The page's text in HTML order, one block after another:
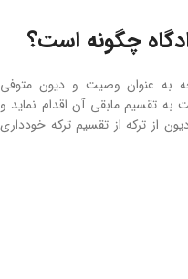
چگونه است؟
به‌ عنوان وصیت و دیون متوفی
تقسیم مابقی آن اقدام نماید و
از ترکه از تقسیم ترکه خودداری